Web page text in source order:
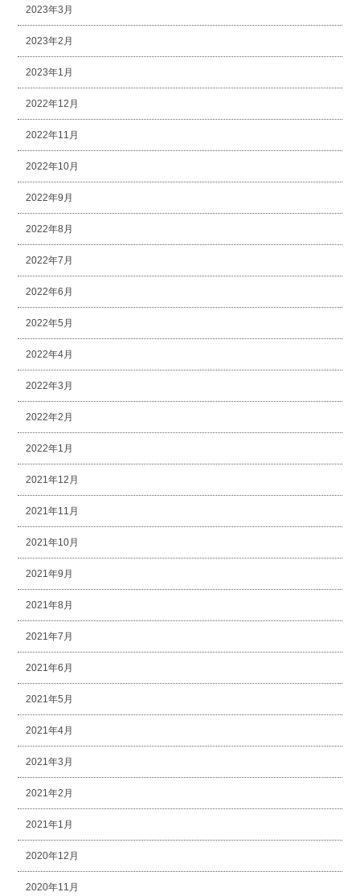
2023年3月
2023年2月
2023年1月
2022年12月
2022年11月
2022年10月
2022年9月
2022年8月
2022年7月
2022年6月
2022年5月
2022年4月
2022年3月
2022年2月
2022年1月
2021年12月
2021年11月
2021年10月
2021年9月
2021年8月
2021年7月
2021年6月
2021年5月
2021年4月
2021年3月
2021年2月
2021年1月
2020年12月
2020年11月